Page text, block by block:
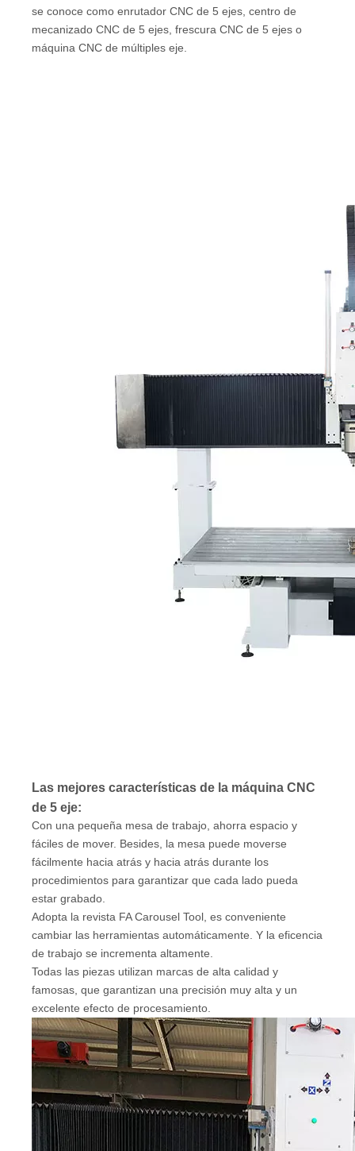
se conoce como enrutador CNC de 5 ejes, centro de
mecanizado CNC de 5 ejes, frescura CNC de 5 ejes o
máquina CNC de múltiples eje.
Las mejores características de la máquina CNC
de 5 eje:
Con una pequeña mesa de trabajo, ahorra espacio y
fáciles de mover. Besides, la mesa puede moverse
fácilmente hacia atrás y hacia atrás durante los
procedimientos para garantizar que cada lado pueda
estar grabado.
Adopta la revista FA Carousel Tool, es conveniente
cambiar las herramientas automáticamente. Y la eficencia
de trabajo se incrementa altamente.
Todas las piezas utilizan marcas de alta calidad y
famosas, que garantizan una precisión muy alta y un
excelente efecto de procesamiento.